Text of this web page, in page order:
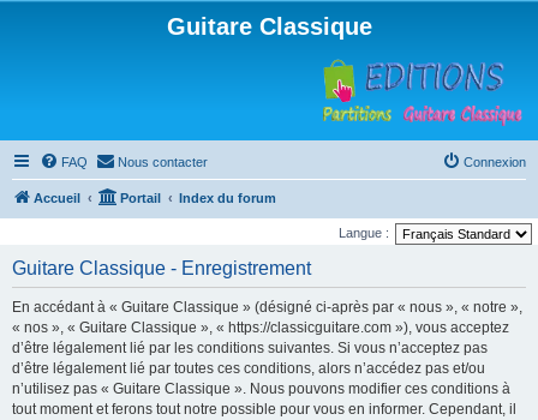
Guitare Classique
FAQ Nous contacter Connexion
Accueil Portail Index du forum
Langue :
Guitare Classique - Enregistrement
En accédant à « Guitare Classique » (désigné ci-après par « nous », « notre »,
« nos », « Guitare Classique », « https://classicguitare.com »), vous acceptez
d’être légalement lié par les conditions suivantes. Si vous n’acceptez pas
d’être légalement lié par toutes ces conditions, alors n’accédez pas et/ou
n’utilisez pas « Guitare Classique ». Nous pouvons modifier ces conditions à
tout moment et ferons tout notre possible pour vous en informer. Cependant, il